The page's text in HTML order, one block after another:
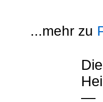
...mehr zu
—